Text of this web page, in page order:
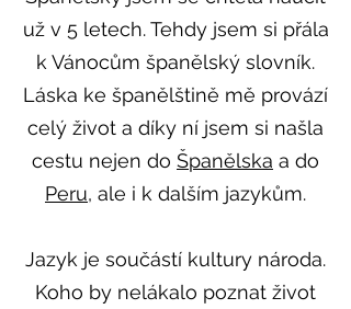
už v 5 letech. Tehdy jsem si přála
k Vánocům španělský slovník.
Láska ke španělštině mě provází
celý život a díky ní jsem si našla
cestu nejen do Španělska a do
Peru, ale i k dalším jazykům.
Jazyk je součástí kultury národa.
Koho by nelákalo poznat život